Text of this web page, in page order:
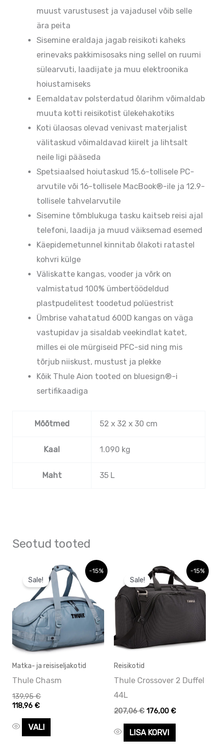
muust varustusest ja vajadusel võib selle
ära peita
Sisemine eraldaja jagab reisikoti kaheks
erinevaks pakkimisosaks ning sellel on ruumi
sülearvuti, laadijate ja muu elektroonika
hoiustamiseks
Eemaldatav polsterdatud õlarihm võimaldab
muuta kotti reisikotist ülekehakotiks
Koti ülaosas olevad venivast materjalist
välitaskud võimaldavad kiirelt ja lihtsalt
neile ligi pääseda
Spetsiaalsed hoiutaskud 15.6-tollisele PC-
arvutile või 16-tollisele MacBook®-ile ja 12.9-
tollisele tahvelarvutile
Sisemine tõmblukuga tasku kaitseb reisi ajal
telefoni, laadija ja muud väiksemad esemed
Käepidemetunnel kinnitab õlakoti ratastel
kohvri külge
Väliskatte kangas, vooder ja võrk on
valmistatud 100% ümbertöödeldud
plastpudelitest toodetud polüestrist
Ümbrise vahatatud 600D kangas on väga
vastupidav ja sisaldab veekindlat katet,
milles ei ole mürgiseid PFC-sid ning mis
tõrjub niiskust, mustust ja plekke
Kõik Thule Aion tooted on bluesign®-i
sertifikaadiga
Mõõtmed 52 x 32 x 30 cm
Kaal 1.090 kg
Maht 35 L
Seotud tooted
-15%
Sale!
Matka- ja reisiseljakotid
Thule Chasm
139,95€
118,96€
VALI
Sellel
tootel
on
mitu
varianti.
Valikuid
teha
tootelehel.
-15%
Sale!
Reisikotid
Thule Crossover 2 Duffel
44L
oli:
207,06 €.
207,06€
Praegune
hind
on:
207,06 €.
176,00 €
LISA KORVI